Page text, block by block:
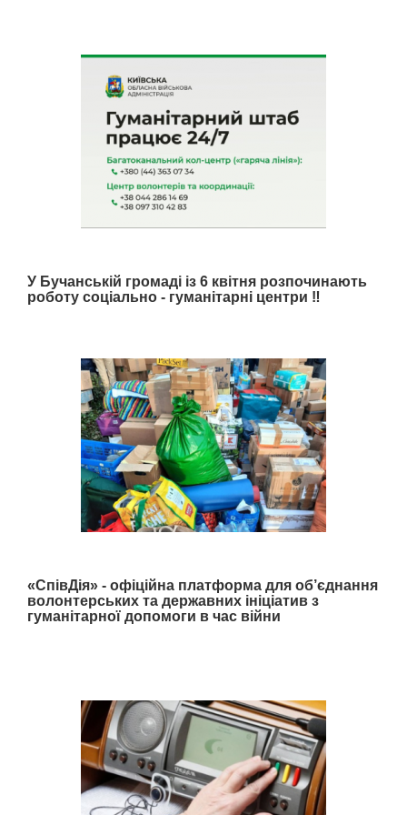
У Бучанській громаді із 6 квітня розпочинають
роботу соціально - гуманітарні центри ‼️
«СпівДія» - офіційна платформа для об’єднання
волонтерських та державних ініціатив з
гуманітарної допомоги в час війни